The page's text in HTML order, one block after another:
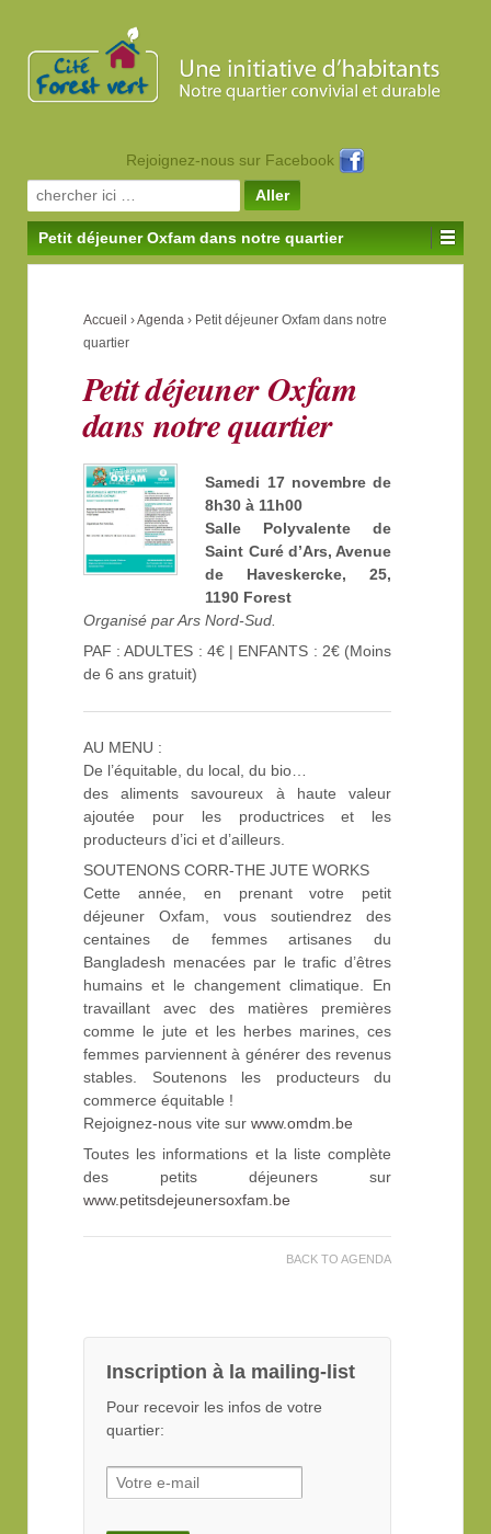
Rejoignez-nous sur Facebook
Search for:
Petit déjeuner Oxfam dans notre quartier
Accueil ›Agenda › Petit déjeuner Oxfam dans notre
quartier
Petit déjeuner Oxfam
dans notre quartier
Samedi 17 novembre de
8h30 à 11h00
Salle Polyvalente de
Saint Curé d’Ars, Avenue
de Haveskercke, 25,
1190 Forest
Organisé par Ars Nord-Sud.
PAF : ADULTES : 4€ | ENFANTS : 2€ (Moins
de 6 ans gratuit)
AU MENU :
De l’équitable, du local, du bio…
des aliments savoureux à haute valeur
ajoutée pour les productrices et les
producteurs d’ici et d’ailleurs.
SOUTENONS CORR-THE JUTE WORKS
Cette année, en prenant votre petit
déjeuner Oxfam, vous soutiendrez des
centaines de femmes artisanes du
Bangladesh menacées par le trafic d’êtres
humains et le changement climatique. En
travaillant avec des matières premières
comme le jute et les herbes marines, ces
femmes parviennent à générer des revenus
stables. Soutenons les producteurs du
commerce équitable !
Rejoignez-nous vite sur www.omdm.be
Toutes les informations et la liste complète
des petits déjeuners sur
www.petitsdejeunersoxfam.be
BACK TO AGENDA
Inscription à la mailing-list
Pour recevoir les infos de votre
quartier: